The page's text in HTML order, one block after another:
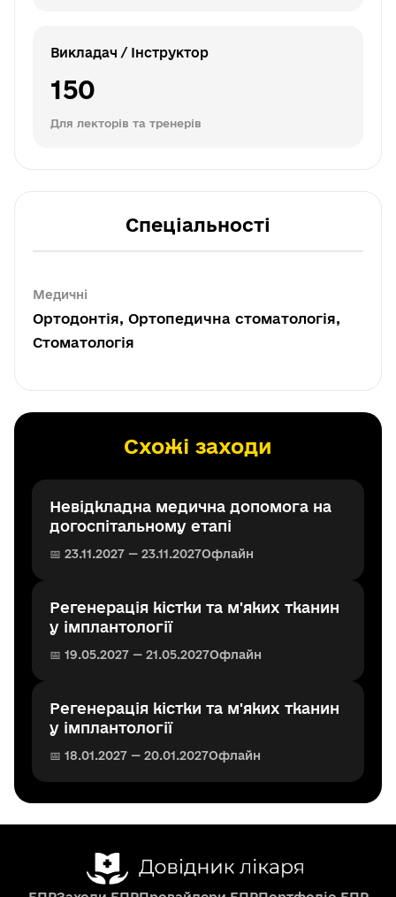
Викладач / Інструктор
150
Для лекторів та тренерів
Спеціальності
Медичні
Ортодонтія, Ортопедична стоматологія,
Стоматологія
Схожі заходи
Невідкладна медична допомога на
догоспітальному етапі
📅 23.11.2027 — 23.11.2027Офлайн
Регенерація кістки та м'яких тканин
у імплантології
📅 19.05.2027 — 21.05.2027Офлайн
Регенерація кістки та м'яких тканин
у імплантології
📅 18.01.2027 — 20.01.2027Офлайн